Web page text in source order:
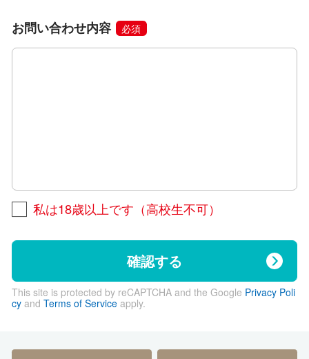
お問い合わせ内容 必須
私は18歳以上です（高校生不可）
確認する
This site is protected by reCAPTCHA and the Google Privacy Poli
cyand Terms of Serviceapply.